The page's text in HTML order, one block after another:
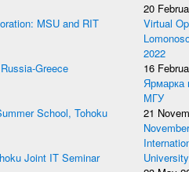
MSU and RIT
Greece
School, Tohoku
Joint IT Seminar
20
Virtual
2022
16
Ярмарка
МГУ
21
University